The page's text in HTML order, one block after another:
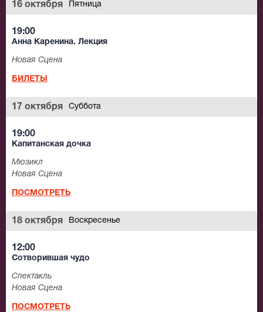
16 октября Пятница
19:00
Анна Каренина. Лекция
Новая Сцена
БИЛЕТЫ
17 октября Суббота
19:00
Капитанская дочка
Мюзикл
Новая Сцена
ПОСМОТРЕТЬ
18 октября Воскресенье
12:00
Сотворившая чудо
Спектакль
Новая Сцена
ПОСМОТРЕТЬ